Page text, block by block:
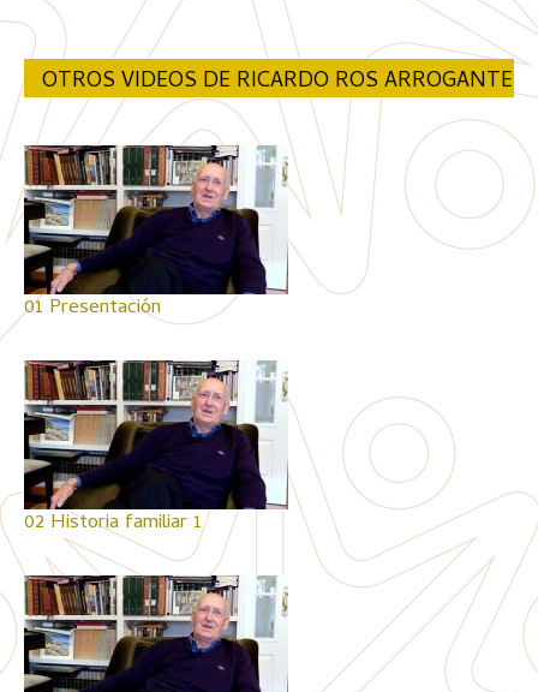
OTROS VIDEOS DE RICARDO ROS ARROGANTE
01 Presentación
02 Historia familiar 1